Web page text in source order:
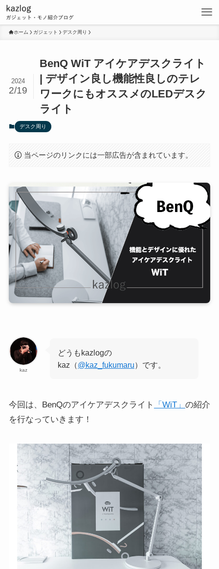
ホーム ガジェット デスク周り
BenQ WiT アイケアデスクライト
| デザイン良し機能性良しのテレ
ワークにもオススメのLEDデスク
ライト
2024
2/19
デスク周り
当ページのリンクには一部広告が含まれています。
kaz
どうもkazlogの
kaz（@kaz_fukumaru）です。
今回は、BenQのアイケアデスクライト 「WiT」 の紹介
を行なっていきます！